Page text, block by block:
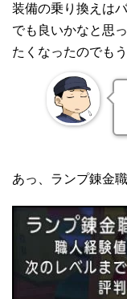
装備の乗り換えは
でも良いかなと思
たくなったのでも
あっ、ランプ錬金